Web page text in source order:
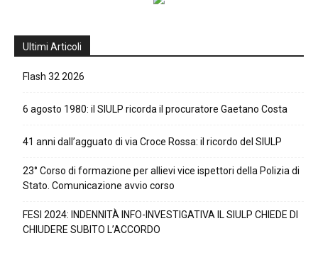
Ultimi Articoli
Flash 32 2026
6 agosto 1980: il SIULP ricorda il procuratore Gaetano Costa
41 anni dall’agguato di via Croce Rossa: il ricordo del SIULP
23° Corso di formazione per allievi vice ispettori della Polizia di
Stato. Comunicazione avvio corso
FESI 2024: INDENNITÀ INFO-INVESTIGATIVA IL SIULP CHIEDE DI
CHIUDERE SUBITO L’ACCORDO